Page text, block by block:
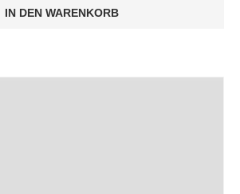
IN DEN WARENKORB